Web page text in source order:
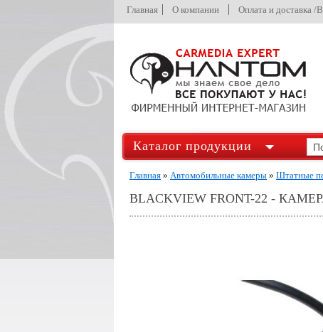
Главная О компании Оплата и доставка /
Каталог продукции
Главная » Автомобильные камеры » Штатные
BLACKVIEW FRONT-22 -